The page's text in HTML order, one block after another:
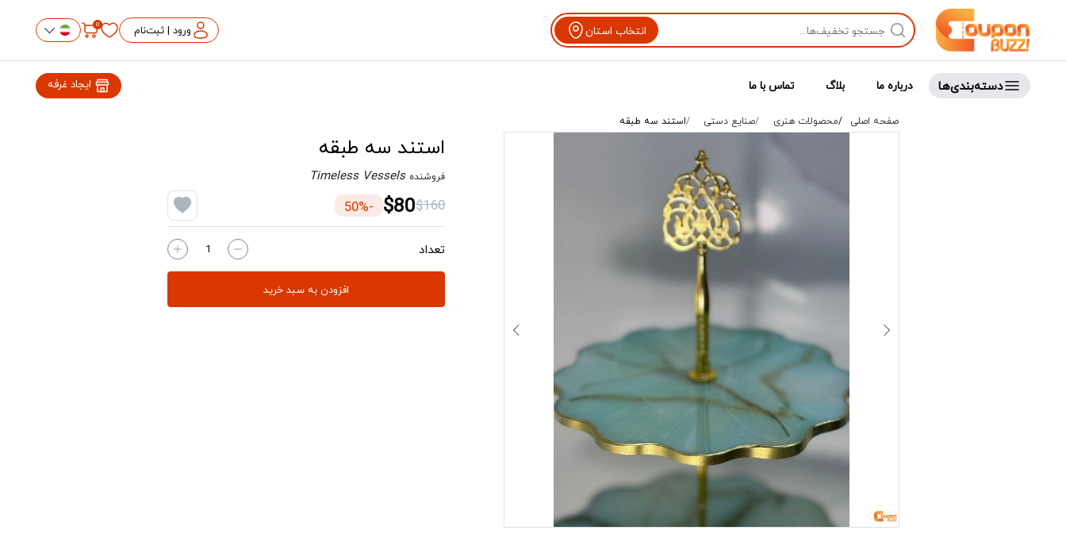
انتخاب استان ورود | ثبت‌نام 0
دسته‌بندی‌ها درباره ما بلاگ تماس با ما ایجاد غرفه
صفحه اصلی محصولات هنری صنایع دستی استند سه طبقه
استند سه طبقه
فروشنده Timeless Vessels
$160
$80
-50%
تعداد
افزودن به سبد خرید